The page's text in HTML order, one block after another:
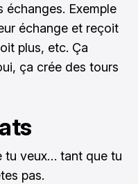
échanges. Exemple
échange et reçoit
plus, etc. Ça
ça crée des tours
tu veux… tant que tu
pas.